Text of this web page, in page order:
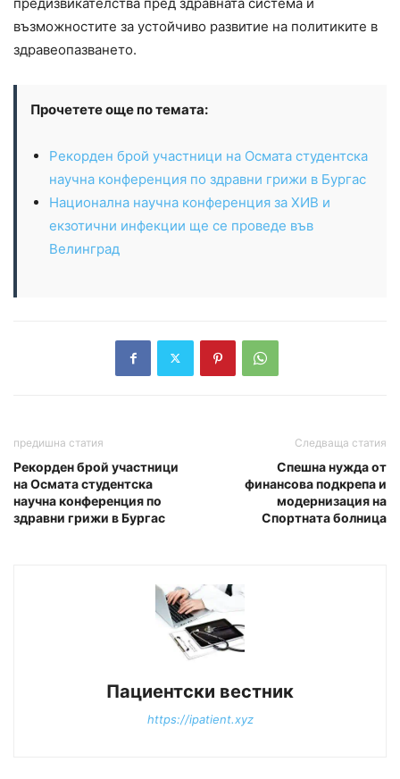
възможностите за устойчиво развитие на политиките в
здравеопазването.
Прочетете още по темата:
Рекорден брой участници на Осмата студентска
научна конференция по здравни грижи в Бургас
Национална научна конференция за ХИВ и
екзотични инфекции ще се проведе във
Велинград
предишна статия
Рекорден брой участници
на Осмата студентска
научна конференция по
здравни грижи в Бургас
Следваща статия
Спешна нужда от
финансова подкрепа и
модернизация на
Спортната болница
Пациентски вестник
https://ipatient.xyz